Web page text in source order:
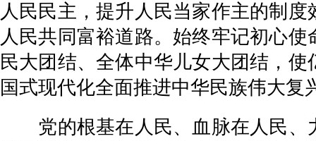
人民民主，提升人民当家作主的制
人民共同富裕道路。始终牢记初心
民大团结、全体中华儿女大团结，
国式现代化全面推进中华民族伟大
党的根基在人民、血脉在人民、